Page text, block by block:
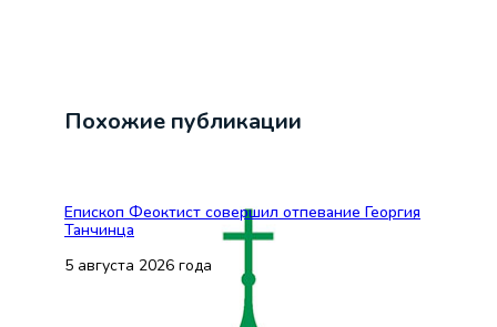
Похожие публикации
Епископ Феоктист совершил отпевание Георгия
Танчинца
5 августа 2026 года